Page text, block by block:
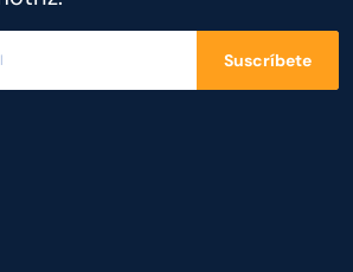
Suscríbete